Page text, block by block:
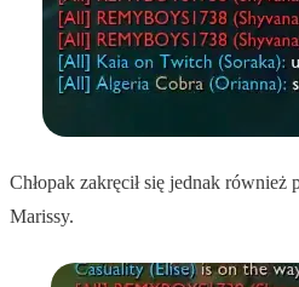
Chłopak zakręcił się jednak
Marissy.